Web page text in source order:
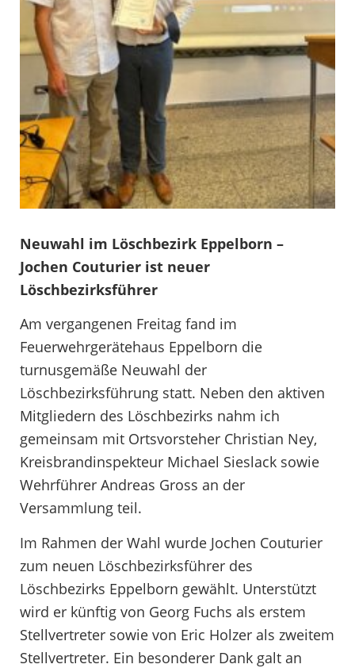
Neuwahl im Löschbezirk Eppelborn –
Jochen Couturier ist neuer
Löschbezirksführer
Am vergangenen Freitag fand im
Feuerwehrgerätehaus Eppelborn die
turnusgemäße Neuwahl der
Löschbezirksführung statt. Neben den aktiven
Mitgliedern des Löschbezirks nahm ich
gemeinsam mit Ortsvorsteher Christian Ney,
Kreisbrandinspekteur Michael Sieslack sowie
Wehrführer Andreas Gross an der
Versammlung teil.
Im Rahmen der Wahl wurde Jochen Couturier
zum neuen Löschbezirksführer des
Löschbezirks Eppelborn gewählt. Unterstützt
wird er künftig von Georg Fuchs als erstem
Stellvertreter sowie von Eric Holzer als zweitem
Stellvertreter. Ein besonderer Dank galt an